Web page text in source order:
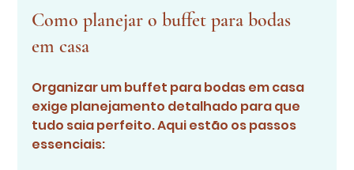
Como planejar o buffet para bodas
em casa
Organizar um buffet para bodas em casa
exige planejamento detalhado para que
tudo saia perfeito. Aqui estão os passos
essenciais: